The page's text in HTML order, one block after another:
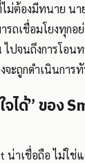
ม่ต้องมีทนาย น
ถเชื่อมโยงทุกอ
ไปจนถึงการโอ
จะถูกดำเนินการ
จได้” ของ
น่าเชื่อถือ ไม่ใช่